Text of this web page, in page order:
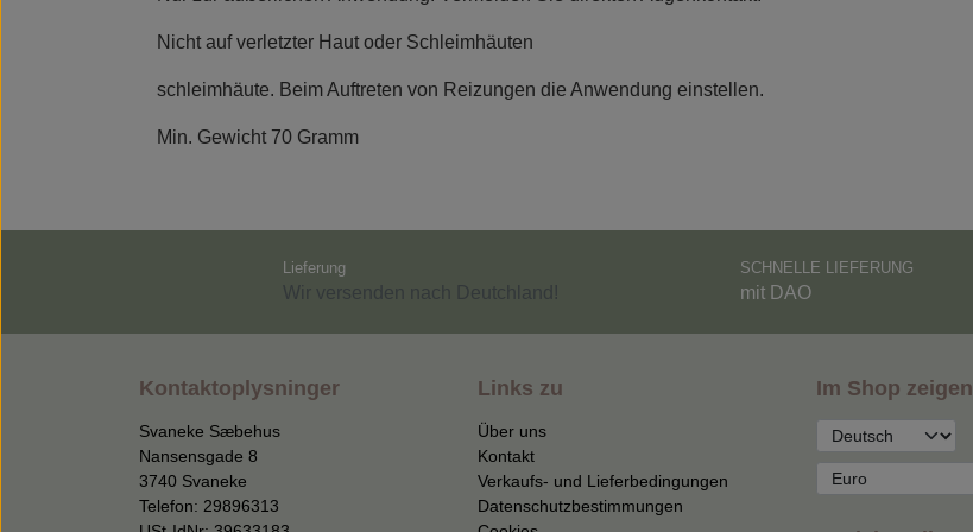
Nicht auf verletzter Haut oder Schleimhäuten
schleimhäute. Beim Auftreten von Reizungen die Anwendung einstellen.
Min. Gewicht 70 Gramm
Lieferung SCHNELLE LIEFERUNG
mit DAO
Kontaktoplysninger
Svaneke Sæbehus
Nansensgade 8
3740 Svaneke
Telefon: 29896313
Links zu
Über uns
Kontakt
Verkaufs- und Lieferbedingungen
Datenschutzbestimmungen
Im Shop zeigen